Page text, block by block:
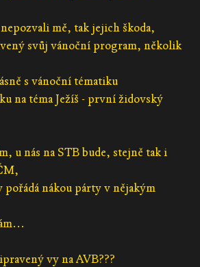
mě, tak jejich škoda,
svůj vánoční program, několik
s vánoční tématiku
na téma Ježíš - první židovský
u nás na STB bude, stejně tak i
pořádá nákou párty v nějakým
vy na AVB???